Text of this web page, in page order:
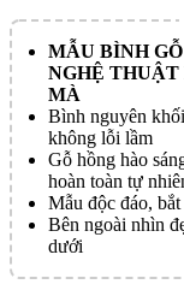
MẪU BÌNH
NGHỆ
MÀ
Bình nguyên
không lỗi lầm
Gỗ hồng hào
hoàn toàn tự
Mẫu độc đáo, bắt
Bên ngoài nhìn
dưới